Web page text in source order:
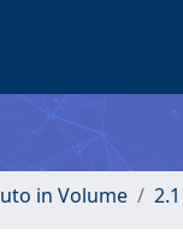
in Volume